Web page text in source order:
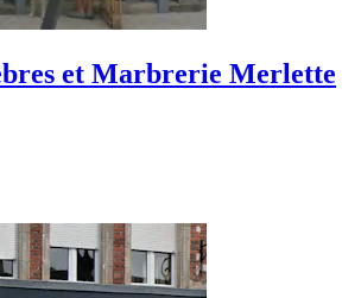
et Marbrerie Merlette